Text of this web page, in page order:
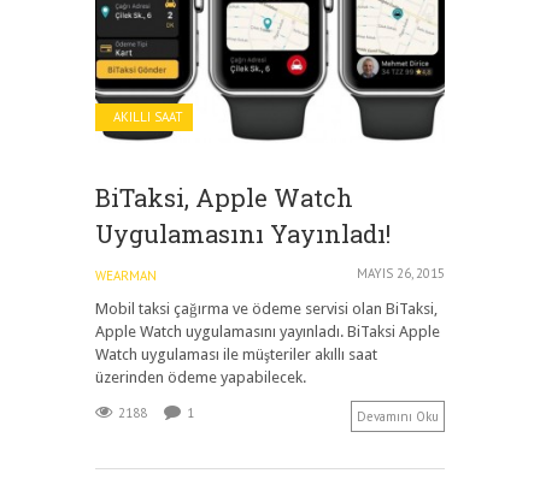
AKILLI SAAT
BiTaksi, Apple Watch
Uygulamasını Yayınladı!
WEARMAN MAYIS 26, 2015
Mobil taksi çağırma ve ödeme servisi olan BiTaksi,
Apple Watch uygulamasını yayınladı. BiTaksi Apple
Watch uygulaması ile müşteriler akıllı saat
üzerinden ödeme yapabilecek.
2188 1 Devamını Oku